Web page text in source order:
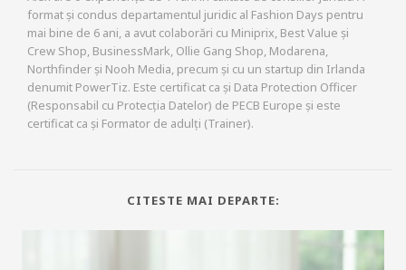
format și condus departamentul juridic al Fashion Days pentru
mai bine de 6 ani, a avut colaborări cu Miniprix, Best Value și
Crew Shop, BusinessMark, Ollie Gang Shop, Modarena,
Northfinder și Nooh Media, precum și cu un startup din Irlanda
denumit PowerTiz. Este certificat ca și Data Protection Officer
(Responsabil cu Protecția Datelor) de PECB Europe și este
certificat ca și Formator de adulți (Trainer).
CITESTE MAI DEPARTE: